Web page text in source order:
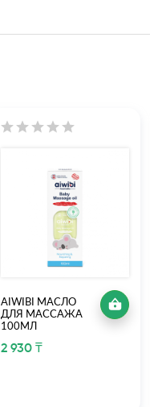
AIWIBI МАСЛО
ДЛЯ МАССАЖА
100МЛ
2 930 ₸